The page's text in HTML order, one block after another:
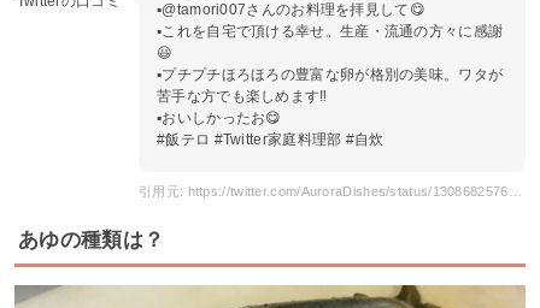
▪️@tamori007さんのお料理を拝見して😋
▪️これを自宅で頂ける幸せ。生産・流通の方々に感謝
😃
▪️プチプチほろほろの豊富な卵が格別の美味。ワタが
苦手な方でも楽しめます‼️
▪️おいしかったお😋
#飯テロ #Twitter家庭料理部 #自炊
あゆの種類は？